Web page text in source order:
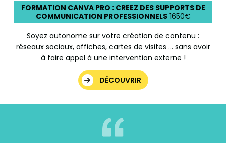
Soyez autonome sur votre création de contenu :
réseaux sociaux, affiches, cartes de visites … sans avoir
à faire appel à une intervention externe !
FORMATION CANVA PRO : CREEZ DES SUPPORTS DE
COMMUNICATION PROFESSIONNELS1650€
DÉCOUVRIR